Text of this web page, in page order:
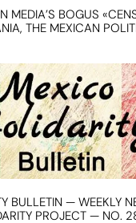
MEDIA’S BOGUS
THE MEXICAN
BULLETIN — WEEKLY
PROJECT — NO.